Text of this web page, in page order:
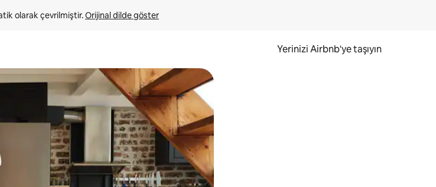
olarak çevrilmiştir. Orijinal dilde göster
Yerinizi Airbnb'ye taşıyın